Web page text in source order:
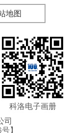
地图
科洛电子画册
司
号】